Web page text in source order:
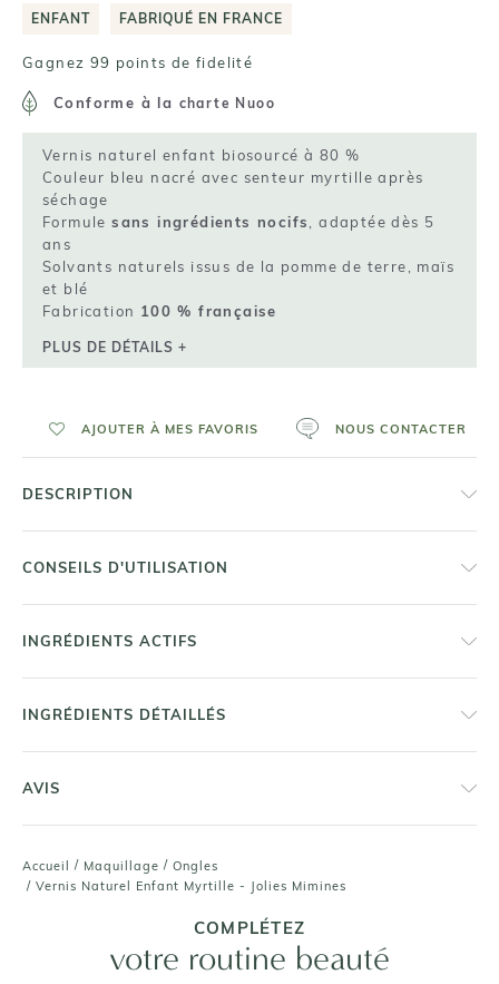
Accueil / Maquillage / Ongles
/ Vernis Naturel Enfant Myrtille - Jolies Mimines
ENFANT FABRIQUÉ EN FRANCE
Gagnez 99 points de fidelité
Conforme à la charte Nuoo
Vernis naturel enfant biosourcé à 80 %
Couleur bleu nacré avec senteur myrtille après
séchage
Formulesans ingrédients nocifs
, adaptée dès 5
ans
Solvants naturels issus de la pomme de terre, maïs
et blé
Fabrication 100 % française
PLUS DE DÉTAILS +
AJOUTER À MES FAVORIS NOUS CONTACTER
DESCRIPTION
CONSEILS D'UTILISATION
INGRÉDIENTS ACTIFS
INGRÉDIENTS DÉTAILLÉS
AVIS
COMPLÉTEZ
votre routine beauté